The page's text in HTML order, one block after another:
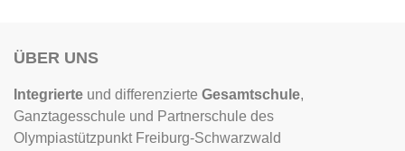
ÜBER UNS
Integrierte und differenzierte Gesamtschule,
Ganztagesschule und Partnerschule des
Olympiastützpunkt Freiburg-Schwarzwald